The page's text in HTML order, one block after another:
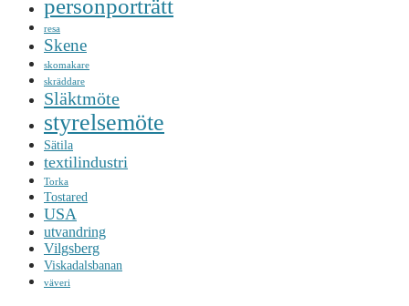
personporträtt
resa
Skene
skomakare
skräddare
Släktmöte
styrelsemöte
Sätila
textilindustri
Torka
Tostared
USA
utvandring
Vilgsberg
Viskadalsbanan
väveri